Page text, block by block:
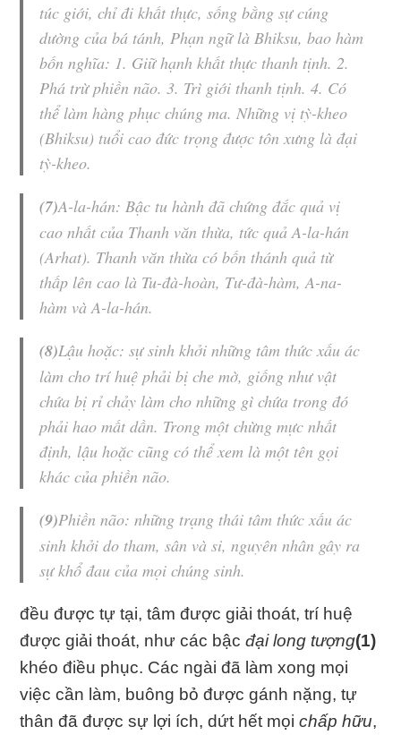
túc giới, chỉ đi khất thực, sống bằng sự cúng
dường của bá tánh, Phạn ngữ là Bhiksu, bao hàm
bốn nghĩa: 1. Giữ hạnh khất thực thanh tịnh. 2.
Phá trừ phiền não. 3. Trì giới thanh tịnh. 4. Có
thể làm hàng phục chúng ma. Những vị tỳ-kheo
(Bhiksu) tuổi cao đức trọng được tôn xưng làđại
tỳ-kheo.
(7)A-la-hán: Bậc tu hành đã chứng đắc quả vị
cao nhất của Thanh văn thừa, tức quả A-la-hán
(Arhat). Thanh văn thừa có bốn thánh quả từ
thấp lên cao là Tu-đà-hoàn, Tư-đà-hàm, A-na-
hàm và A-la-hán.
(8)Lậu hoặc: sự sinh khởi những tâm thức xấu ác
làm cho trí huệ phải bị che mờ, giống như vật
chứa bị rỉ chảy làm cho những gì chứa trong đó
phải hao mất dần. Trong một chừng mực nhất
định, lậu hoặc cũng có thể xem là một tên gọi
khác của phiền não.
(9)Phiền não: những trạng thái tâm thức xấu ác
sinh khởi do tham, sân và si, nguyên nhân gây ra
sự khổ đau của mọi chúng sinh.
đều được tự tại, tâm được giải thoát, trí huệ
được giải thoát, như các bậcđại long tượng(1)
khéo điều phục. Các ngài đã làm xong mọi
việc cần làm, buông bỏ được gánh nặng, tự
thân đã được sự lợi ích, dứt hết mọichấp hữu,